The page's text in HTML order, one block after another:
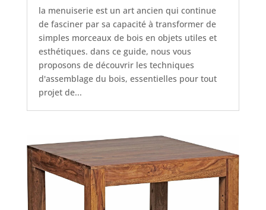
la menuiserie est un art ancien qui continue
de fasciner par sa capacité à transformer de
simples morceaux de bois en objets utiles et
esthétiques. dans ce guide, nous vous
proposons de découvrir les techniques
d'assemblage du bois, essentielles pour tout
projet de...